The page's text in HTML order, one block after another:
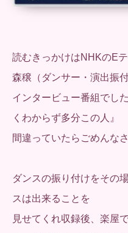
読むきっかけはNHKのE
森穣（ダンサー・演出振
インタービュー番組でし
くわからず多分この人』
間違っていたらごめんなさ
ダンスの振り付けをその
スは出来ることを
見せてくれ収録後、楽屋